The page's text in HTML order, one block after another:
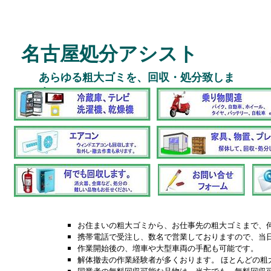
お住まいの粗大ゴミから、お仕事先の粗大ゴミまで、
携帯電話で受注し、数名で営業しておりますので、当
作業開始後の、増車や大型車両の手配も可能です。
解体撤去の作業経験者が多くおります。 ほとんどの
あらゆる粗大ゴミを、回収・処分致しま
す。
名古屋処分アシスト